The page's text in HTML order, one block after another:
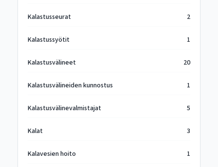
Kalastusseurat 2
Kalastussyötit 1
Kalastusvälineet 20
Kalastusvälineiden kunnostus 1
Kalastusvälinevalmistajat 5
Kalat 3
Kalavesien hoito 1